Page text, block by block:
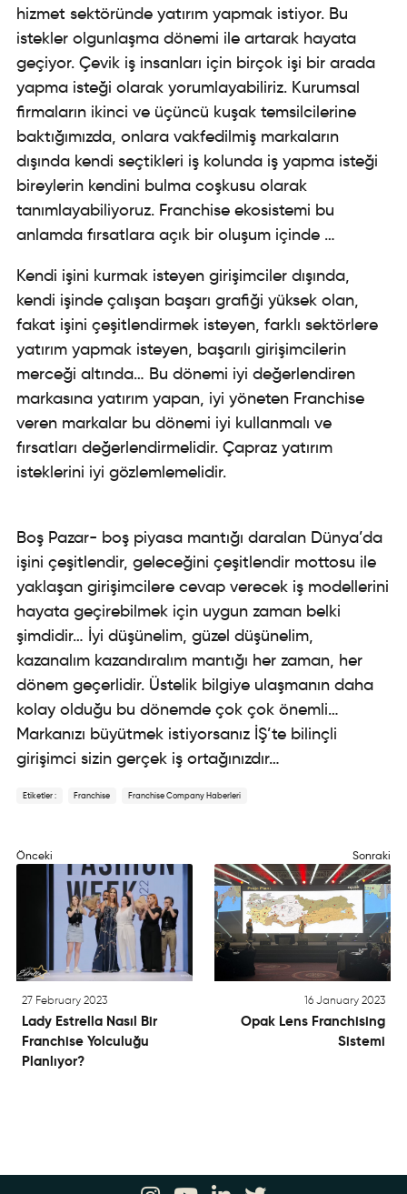
hizmet sektöründe yatırım yapmak istiyor. Bu
istekler olgunlaşma dönemi ile artarak hayata
geçiyor. Çevik iş insanları için birçok işi bir arada
yapma isteği olarak yorumlayabiliriz. Kurumsal
firmaların ikinci ve üçüncü kuşak temsilcilerine
baktığımızda, onlara vakfedilmiş markaların
dışında kendi seçtikleri iş kolunda iş yapma isteği
bireylerin kendini bulma coşkusu olarak
tanımlayabiliyoruz. Franchise ekosistemi bu
anlamda fırsatlara açık bir oluşum içinde …
Kendi işini kurmak isteyen girişimciler dışında,
kendi işinde çalışan başarı grafiği yüksek olan,
fakat işini çeşitlendirmek isteyen, farklı sektörlere
yatırım yapmak isteyen, başarılı girişimcilerin
merceği altında… Bu dönemi iyi değerlendiren
markasına yatırım yapan, iyi yöneten Franchise
veren markalar bu dönemi iyi kullanmalı ve
fırsatları değerlendirmelidir. Çapraz yatırım
isteklerini iyi gözlemlemelidir.
Boş Pazar- boş piyasa mantığı daralan Dünya’da
işini çeşitlendir, geleceğini çeşitlendir mottosu ile
yaklaşan girişimcilere cevap verecek iş modellerini
hayata geçirebilmek için uygun zaman belki
şimdidir… İyi düşünelim, güzel düşünelim,
kazanalım kazandıralım mantığı her zaman, her
dönem geçerlidir. Üstelik bilgiye ulaşmanın daha
kolay olduğu bu dönemde çok çok önemli…
Markanızı büyütmek istiyorsanız İŞ’te bilinçli
girişimci sizin gerçek iş ortağınızdır…
Etiketler : Franchise Franchise Company Haberleri
Önceki
27 February 2023
Lady Estrella Nasıl Bir
Franchise Yolculuğu
Planlıyor?
Sonraki
16 January 2023
Opak Lens Franchising
Sistemi